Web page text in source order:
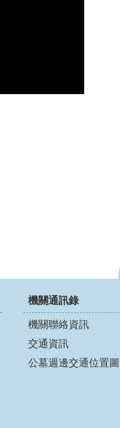
機關通訊錄
機關聯絡資訊
交通資訊
公墓週邊交通位置圖